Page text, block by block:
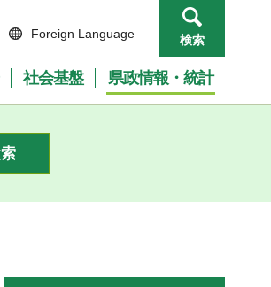
Foreign Language 検索
社会基盤 県政情報・統計